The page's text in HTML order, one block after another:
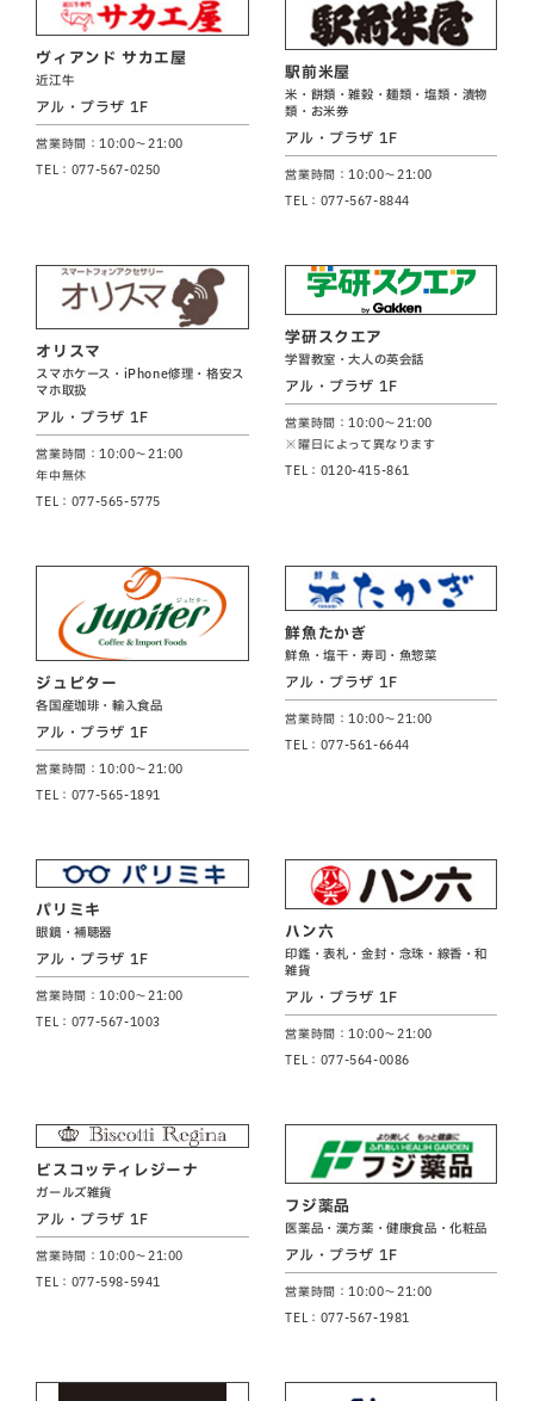
ヴィアンド サカエ屋
近江牛
アル・プラザ 1F
営業時間：10:00～21:00
TEL：077-567-0250
駅前米屋
米・餅類・雑穀・麺類・塩類・漬物
類・お米券
アル・プラザ 1F
営業時間：10:00～21:00
TEL：077-567-8844
オリスマ
スマホケース・iPhone修理・格安ス
マホ取扱
アル・プラザ 1F
営業時間：10:00～21:00
年中無休
TEL：077-565-5775
学研スクエア
学習教室・大人の英会話
アル・プラザ 1F
営業時間：10:00～21:00
※曜日によって異なります
TEL：0120-415-861
ジュピター
各国産珈琲・輸入食品
アル・プラザ 1F
営業時間：10:00～21:00
TEL：077-565-1891
鮮魚たかぎ
鮮魚・塩干・寿司・魚惣菜
アル・プラザ 1F
営業時間：10:00～21:00
TEL：077-561-6644
パリミキ
眼鏡・補聴器
アル・プラザ 1F
営業時間：10:00～21:00
TEL：077-567-1003
ハン六
印鑑・表札・金封・念珠・線香・和
雑貨
アル・プラザ 1F
営業時間：10:00～21:00
TEL：077-564-0086
ビスコッティレジーナ
ガールズ雑貨
アル・プラザ 1F
営業時間：10:00～21:00
TEL：077-598-5941
フジ薬品
医薬品・漢方薬・健康食品・化粧品
アル・プラザ 1F
営業時間：10:00～21:00
TEL：077-567-1981